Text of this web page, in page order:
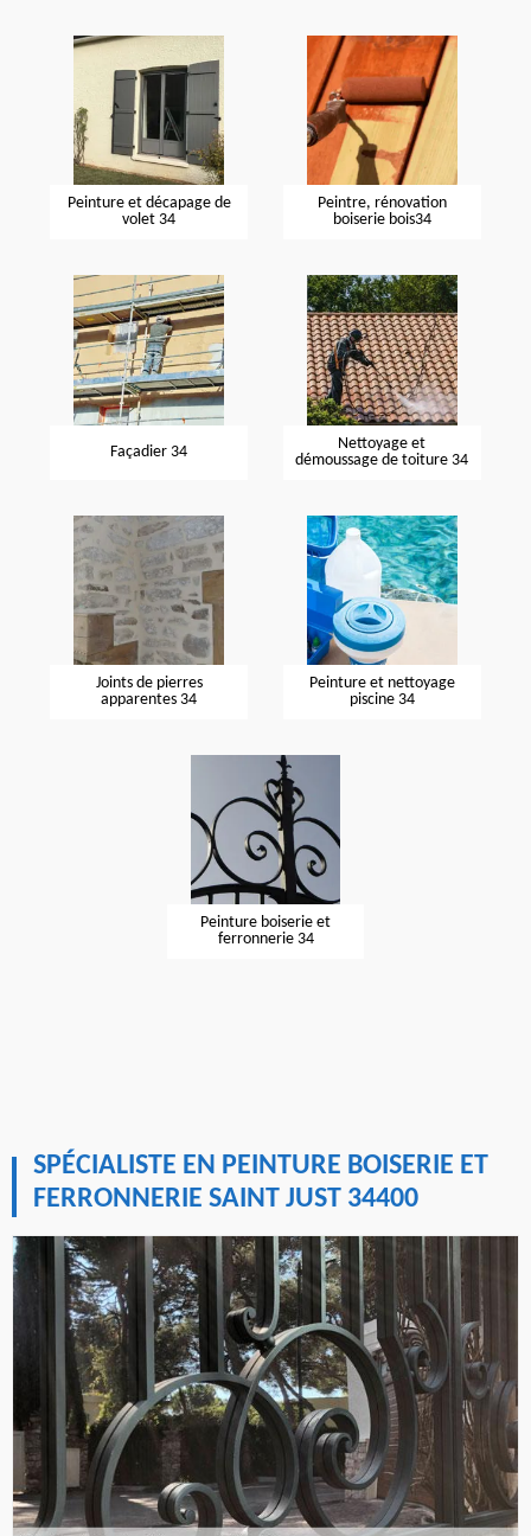
Peinture et décapage de
volet 34
Peintre, rénovation
boiserie bois34
Façadier 34
Nettoyage et
démoussage de toiture 34
Joints de pierres
apparentes 34
Peinture et nettoyage
piscine 34
Peinture boiserie et
ferronnerie 34
SPÉCIALISTE EN PEINTURE BOISERIE ET
FERRONNERIE SAINT JUST 34400